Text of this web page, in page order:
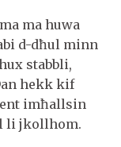
ma huwa
d-dħul minn
stabbli,
hekk kif
imħallsin
li jkollhom.